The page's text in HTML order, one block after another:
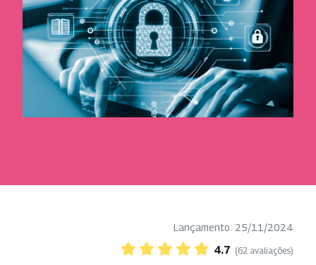
Lançamento: 25/11/2024
4.7 (62 avaliações)